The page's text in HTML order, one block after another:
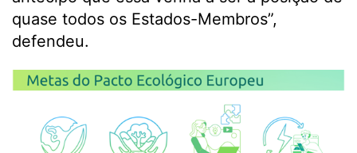
quase todos os Estados-Membros”,
defendeu.